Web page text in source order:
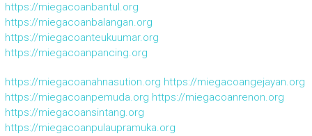
https://miegacoanbantul.org
https://miegacoanbalangan.org
https://miegacoanteukuumar.org
https://miegacoanpancing.org
https://miegacoanahnasution.org https://miegacoangejayan.org
https://miegacoanpemuda.org https://miegacoanrenon.org
https://miegacoansintang.org
https://miegacoanpulaupramuka.org